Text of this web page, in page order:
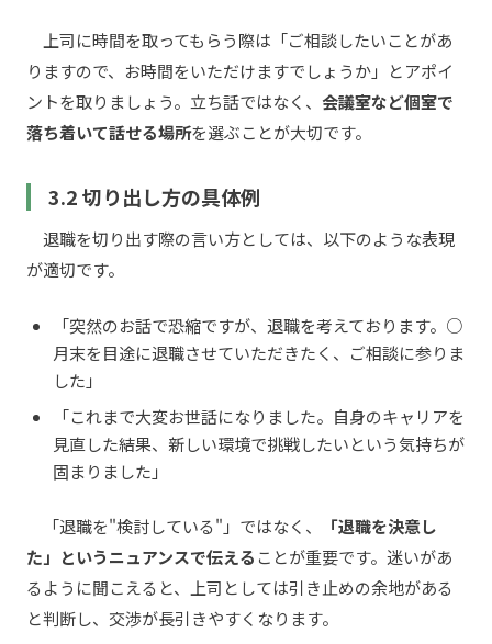
上司に時間を取ってもらう際は「ご相談したいことがあ
りますので、お時間をいただけますでしょうか」とアポイ
ントを取りましょう。立ち話ではなく、 会議室など個室で
落ち着いて話せる場所を選ぶことが大切です。
3.2 切り出し方の具体例
退職を切り出す際の言い方としては、以下のような表現
が適切です。
「突然のお話で恐縮ですが、退職を考えております。○
月末を目途に退職させていただきたく、ご相談に参りま
した」
「これまで大変お世話になりました。自身のキャリアを
見直した結果、新しい環境で挑戦したいという気持ちが
固まりました」
「退職を"検討している"」ではなく、
「退職を決意し
た」というニュアンスで伝えることが重要です。迷いがあ
るように聞こえると、上司としては引き止めの余地がある
と判断し、交渉が長引きやすくなります。